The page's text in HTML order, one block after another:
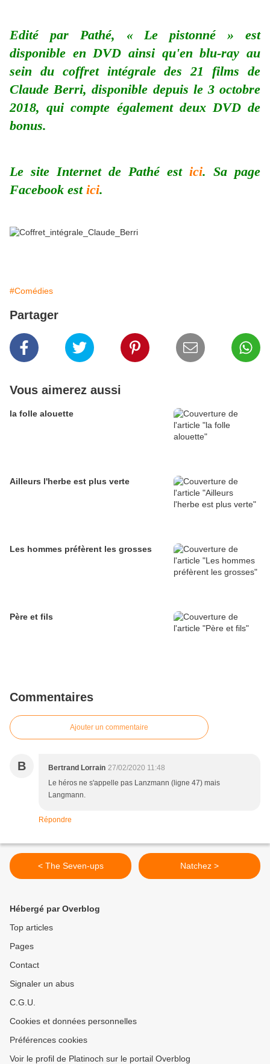
Edité par Pathé, « Le pistonné » est
disponible en DVD ainsi qu'en blu-ray au
sein du coffret intégrale des 21 films de
Claude Berri, disponible depuis le 3 octobre
2018, qui compte également deux DVD de
bonus.
Le site Internet de Pathé est ici. Sa page
Facebook est ici.
#Comédies
Partager
Vous aimerez aussi
la folle alouette
Ailleurs l'herbe est plus verte
Les hommes préfèrent les grosses
Père et fils
Commentaires
Ajouter un commentaire
B Bertrand Lorrain 27/02/2020 11:48
Le héros ne s'appelle pas Lanzmann (ligne 47) mais
Langmann.
Répondre
< The Seven-ups Natchez >
Hébergé par Overblog
Top articles
Pages
Contact
Signaler un abus
C.G.U.
Cookies et données personnelles
Préférences cookies
Voir le profil de Platinoch sur le portail Overblog